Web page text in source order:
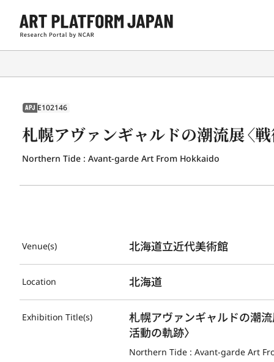
APJ E102146
札幌アヴァンギャルドの潮流展〈
Northern Tide : Avant-garde Art From Hokkaido
Venue(s) 北海道立近代美術館
Location 北海道
Exhibition Title(s)
札幌アヴァンギャルドの潮
活動の軌跡〉
Northern Tide : Avant-garde Art